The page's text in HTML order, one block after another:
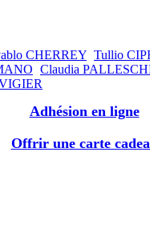
CHERREY Tullio
Claudia
Adhésion en ligne
Offrir une carte